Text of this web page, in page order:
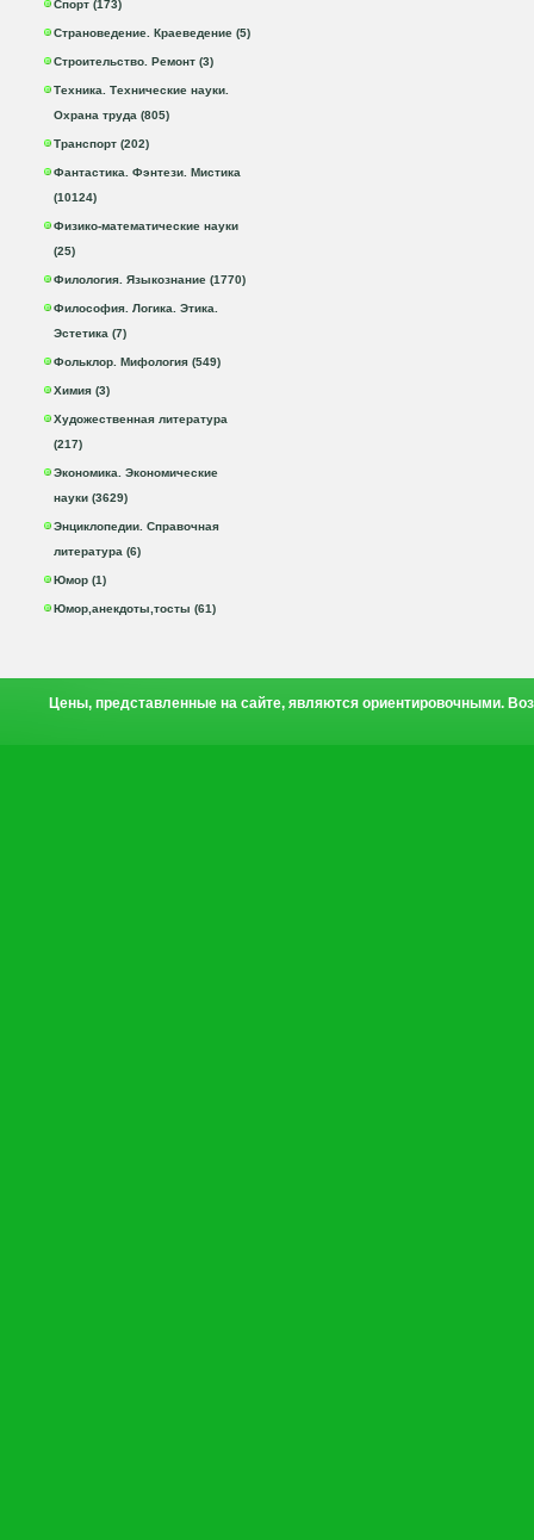
Спорт (173)
Страноведение. Краеведение (5)
Строительство. Ремонт (3)
Техника. Технические науки.
Охрана труда (805)
Транспорт (202)
Фантастика. Фэнтези. Мистика
(10124)
Физико-математические науки
(25)
Филология. Языкознание (1770)
Философия. Логика. Этика.
Эстетика (7)
Фольклор. Мифология (549)
Химия (3)
Художественная литература
(217)
Экономика. Экономические
науки (3629)
Энциклопедии. Справочная
литература (6)
Юмор (1)
Юмор,анекдоты,тосты (61)
Цены, представленные на сайте, являются ориентировочными.